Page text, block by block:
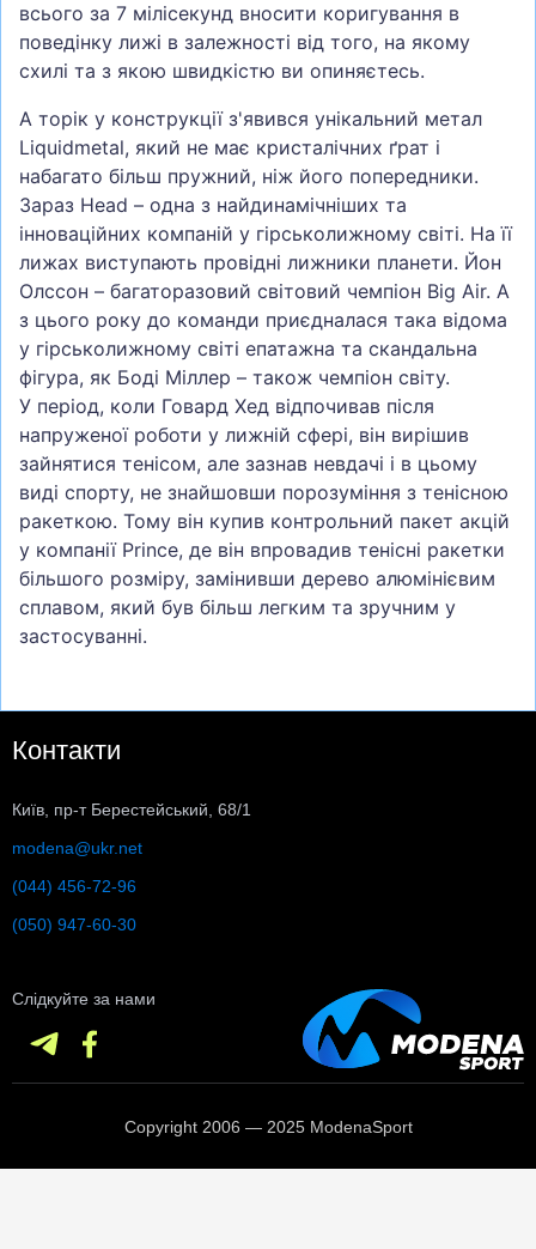
всього за 7 мілісекунд вносити коригування в
поведінку лижі в залежності від того, на якому
схилі та з якою швидкістю ви опиняєтесь.
А торік у конструкції з'явився унікальний метал
Liquidmetal, який не має кристалічних ґрат і
набагато більш пружний, ніж його попередники.
Зараз Head – одна з найдинамічніших та
інноваційних компаній у гірськолижному світі. На її
лижах виступають провідні лижники планети. Йон
Олссон – багаторазовий світовий чемпіон Big Air. А
з цього року до команди приєдналася така відома
у гірськолижному світі епатажна та скандальна
фігура, як Боді Міллер – також чемпіон світу.
У період, коли Говард Хед відпочивав після
напруженої роботи у лижній сфері, він вирішив
зайнятися тенісом, але зазнав невдачі і в цьому
виді спорту, не знайшовши порозуміння з тенісною
ракеткою. Тому він купив контрольний пакет акцій
у компанії Prince, де він впровадив тенісні ракетки
більшого розміру, замінивши дерево алюмінієвим
сплавом, який був більш легким та зручним у
застосуванні.
Контакти
Київ, пр-т Берестейський, 68/1
modena@ukr.net
(044) 456-72-96
(050) 947-60-30
Слідкуйте за нами
Copyright 2006 — 2025 ModenaSport